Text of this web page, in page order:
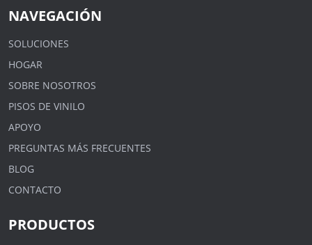
NAVEGACIÓN
SOLUCIONES
HOGAR
SOBRE NOSOTROS
PISOS DE VINILO
APOYO
PREGUNTAS MÁS FRECUENTES
BLOG
CONTACTO
PRODUCTOS